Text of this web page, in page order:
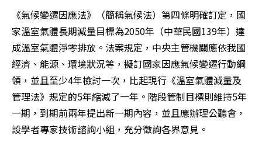
《氣候變遷因應法》（簡稱氣候法）第四條明確訂定，國
家溫室氣體長期減量目標為2050年（中華民國139年）達
成溫室氣體淨零排放。法案規定，中央主管機關應依我國
經濟、能源、環境狀況等，擬訂國家因應氣候變遷行動綱
領，並且至少4年檢討一次，比起現行《溫室氣體減量及
管理法》規定的5年縮減了一年。階段管制目標則維持5年
一期，到期前兩年提出新一期內容，並且應辦理公聽會，
設學者專家技術諮詢小組，充分徵詢各界意見。